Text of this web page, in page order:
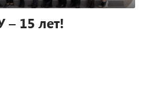
15 лет!